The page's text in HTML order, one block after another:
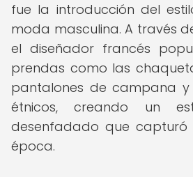
fue la introducción del
moda masculina. A través
el diseñador francés
prendas como las
pantalones de campana
étnicos, creando un
desenfadado que capturó
época.